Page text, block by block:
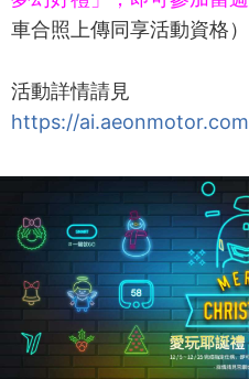
車合照上傳同享活動資格）
活動詳情請見
https://